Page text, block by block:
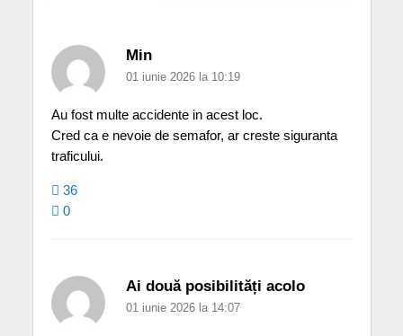
Min
01 iunie 2026 la 10:19
Au fost multe accidente in acest loc.
Cred ca e nevoie de semafor, ar creste siguranta
traficului.
36
0
Ai două posibilități acolo
01 iunie 2026 la 14:07